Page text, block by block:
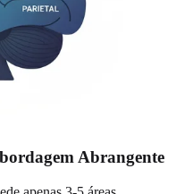
Abrangente